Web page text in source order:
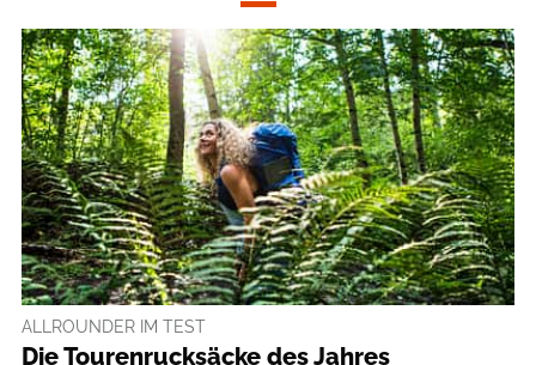
ALLROUNDER IM TEST
Die Tourenrucksäcke des Jahres